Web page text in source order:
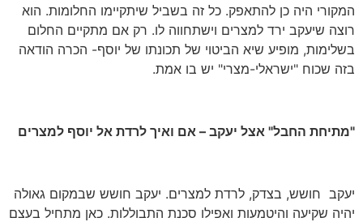
המקורי היה כן להתאפק. כל זה בשביל שיתקיימו החלומות. הוא
רוצה שיעקב ירד למצרים וישתחווה לו. רק אם מתקיים החלום
בשלימות, מופיע שיא הביטוי של תכונתו של יוסף- הכרה הודאה
בזה שכוח "ישראלי-מצרי" יש בו אמת.
"מתיחת החבל" אצל יעקב – אם ואיך לרדת אל יוסף למצרים
יעקב חושש, בצדק, לרדת למצרים. יעקב חושש שבמקום גאולה
יהיה שקיעה והיטמעות ואפילו סכנת התבוללות. כאן מתחיל בעצם